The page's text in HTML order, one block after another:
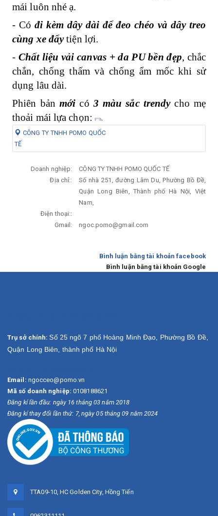
mái luôn nhé ạ.
- Có đi kèm dây dài để đeo chéo và dây treo
cùng xe đẩytiện lợi.
- Chất liệu vải canvas + da PU bền đẹp, chắc
chắn, chống thấm và chống ẩm mốc khi sử
dụng lâu dài.
Phiên bản mới có 3 màu sắc trendycho mẹ
thoải mái lựa chọn:
CÔNG TY TNHH POMO QUỐC
TẾ
Doanh nghiệp:
CÔNG TY TNHH POMO QUỐC TẾ
Địa chỉ::
Số nhà 251, đường Lâm Du, Phường Bồ Đề,
Quận Long Biên, Thành phố Hà Nội, Việt
Nam,
Điện thoại::
Gmail:
ngoc.pomo@gmail.com
Bình luận bằng tài khoản facebook
Bình luận bằng tài khoản Google
Trụ sở chính:Số 25 ngõ 7 phố Hoàng Minh Đạo, Phường Bồ Đề,
Quận Long Biên, thành phố Hà Nội
Email: ngocceo@pomo.vn
Mã số doanh nghiệp: 0108188621
Đăng kí lần đầu: ngày 16 tháng 03 năm 2018
Đăng kí thay đổi lần thứ: 7, ngày 05 tháng 09 năm 2024
TTA09-10, HC Golden City, Hồng Tiến